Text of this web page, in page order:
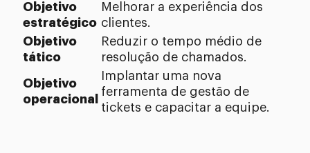
Objetivo
estratégico
Melhorar a experiência dos
clientes.
Objetivo
tático
Reduzir o tempo médio de
resolução de chamados.
Objetivo
operacional
Implantar uma nova
ferramenta de gestão de
tickets e capacitar a equipe.